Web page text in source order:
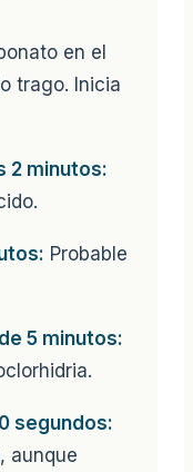
en el
trago. Inicia
2 minutos:
Probable
5 minutos:
segundos:
aunque